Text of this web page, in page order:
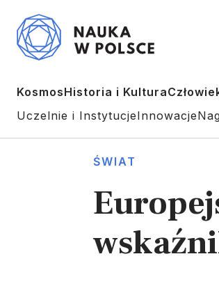
KosmosHistoria i Kultura
Uczelnie i InstytucjeInnowacje
ŚWIAT